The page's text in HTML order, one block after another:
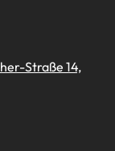
Straße 14,